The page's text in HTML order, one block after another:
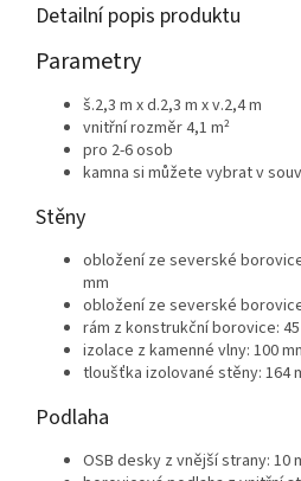
Detailní popis produktu
Parametry
š.2,3 m x d.2,3 m x v.2,4 m
vnitřní rozměr 4,1 m²
pro 2-6 osob
kamna si můžete vybrat v
Stěny
obložení ze severské
mm
obložení ze severské
rám z konstrukční borovice: 45
izolace z kamenné vlny: 100
tloušťka izolované stěny: 164
Podlaha
OSB desky z vnější strany: 10